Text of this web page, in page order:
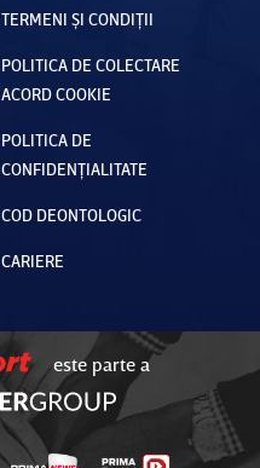
TERMENI ȘI CONDIȚII
POLITICA DE COLECTARE
ACORD COOKIE
POLITICA DE
CONFIDENȚIALITATE
COD DEONTOLOGIC
CARIERE
este parte a